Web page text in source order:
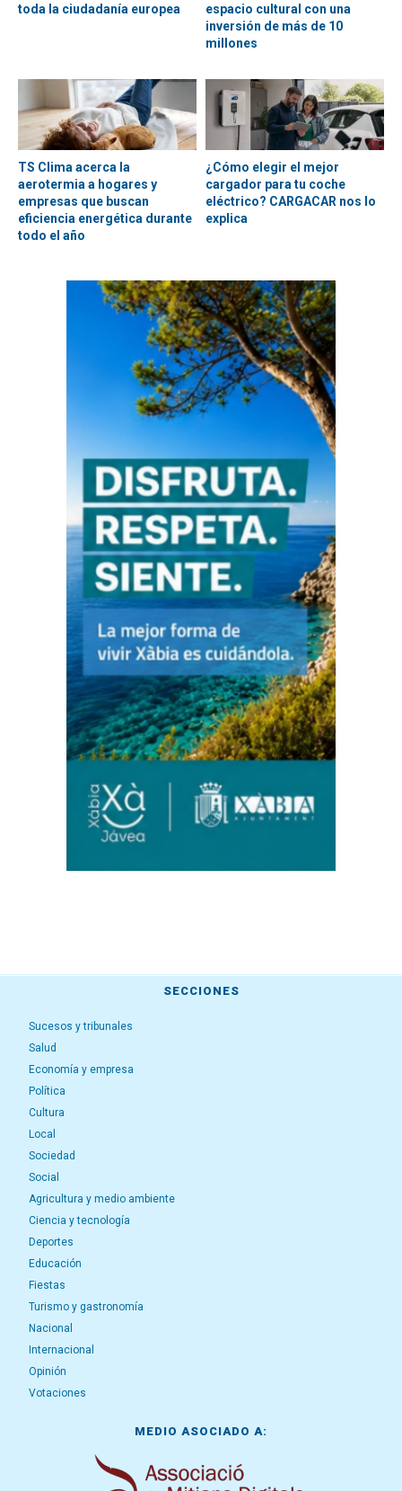
toda la ciudadanía europea
espacio cultural con una
inversión de más de 10
millones
TS Clima acerca la
aerotermia a hogares y
empresas que buscan
eficiencia energética durante
todo el año
¿Cómo elegir el mejor
cargador para tu coche
eléctrico? CARGACAR nos lo
explica
SECCIONES
Sucesos y tribunales
Salud
Economía y empresa
Política
Cultura
Local
Sociedad
Social
Agricultura y medio ambiente
Ciencia y tecnología
Deportes
Educación
Fiestas
Turismo y gastronomía
Nacional
Internacional
Opinión
Votaciones
MEDIO ASOCIADO A: